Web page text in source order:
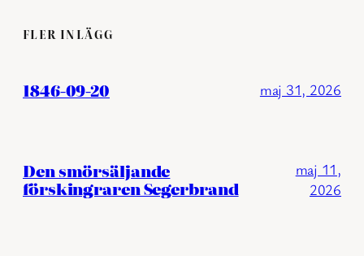
FLER INLÄGG
1846-09-20 maj 31, 2026
Den smörsäljande
förskingraren Segerbrand
maj 11,
2026